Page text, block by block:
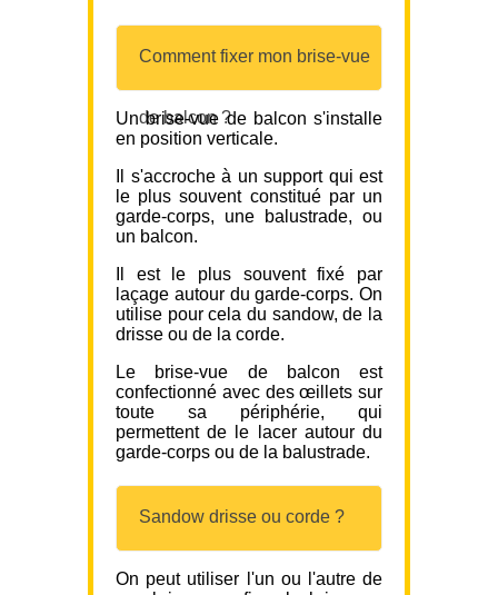
Comment fixer mon brise-vue
de balcon ?
Un brise-vue de balcon s'installe
en position verticale.
Il s'accroche à un support qui est
le plus souvent constitué par un
garde-corps, une balustrade, ou
un balcon.
Il est le plus souvent fixé par
laçage autour du garde-corps. On
utilise pour cela du sandow, de la
drisse ou de la corde.
Le brise-vue de balcon est
confectionné avec des œillets sur
toute sa périphérie, qui
permettent de le lacer autour du
garde-corps ou de la balustrade.
Sandow drisse ou corde ?
On peut utiliser l'un ou l'autre de